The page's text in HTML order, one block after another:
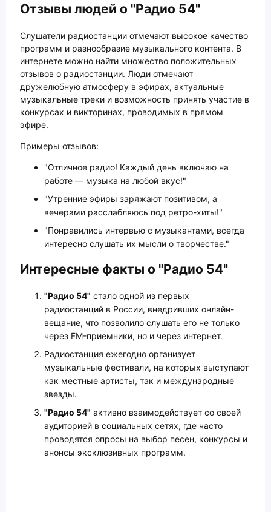
Отзывы людей о "Радио 54"
Слушатели радиостанции отмечают высокое качество
программ и разнообразие музыкального контента. В
интернете можно найти множество положительных
отзывов о радиостанции. Люди отмечают
дружелюбную атмосферу в эфирах, актуальные
музыкальные треки и возможность принять участие в
конкурсах и викторинах, проводимых в прямом
эфире.
Примеры отзывов:
"Отличное радио! Каждый день включаю на
работе — музыка на любой вкус!"
"Утренние эфиры заряжают позитивом, а
вечерами расслабляюсь под ретро-хиты!"
"Понравились интервью с музыкантами, всегда
интересно слушать их мысли о творчестве."
Интересные факты о "Радио 54"
"Радио 54" стало одной из первых
радиостанций в России, внедривших онлайн-
вещание, что позволило слушать его не только
через FM-приемники, но и через интернет.
Радиостанция ежегодно организует
музыкальные фестивали, на которых выступают
как местные артисты, так и международные
звезды.
"Радио 54" активно взаимодействует со своей
аудиторией в социальных сетях, где часто
проводятся опросы на выбор песен, конкурсы и
анонсы эксклюзивных программ.